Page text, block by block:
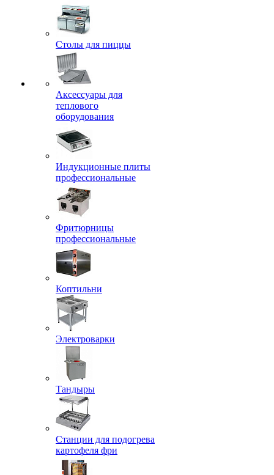
Столы для пиццы
Аксессуары для
теплового
оборудования
Индукционные плиты
профессиональные
Фритюрницы
профессиональные
Коптильни
Электроварки
Тандыры
Станции для подогрева
картофеля фри